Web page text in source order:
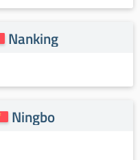
Nanking
Ningbo